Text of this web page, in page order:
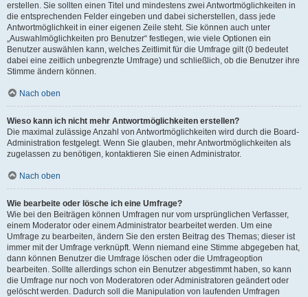
erstellen. Sie sollten einen Titel und mindestens zwei Antwortmöglichkeiten in
die entsprechenden Felder eingeben und dabei sicherstellen, dass jede
Antwortmöglichkeit in einer eigenen Zeile steht. Sie können auch unter
„Auswahlmöglichkeiten pro Benutzer“ festlegen, wie viele Optionen ein
Benutzer auswählen kann, welches Zeitlimit für die Umfrage gilt (0 bedeutet
dabei eine zeitlich unbegrenzte Umfrage) und schließlich, ob die Benutzer ihre
Stimme ändern können.
Nach oben
Wieso kann ich nicht mehr Antwortmöglichkeiten erstellen?
Die maximal zulässige Anzahl von Antwortmöglichkeiten wird durch die Board-
Administration festgelegt. Wenn Sie glauben, mehr Antwortmöglichkeiten als
zugelassen zu benötigen, kontaktieren Sie einen Administrator.
Nach oben
Wie bearbeite oder lösche ich eine Umfrage?
Wie bei den Beiträgen können Umfragen nur vom ursprünglichen Verfasser,
einem Moderator oder einem Administrator bearbeitet werden. Um eine
Umfrage zu bearbeiten, ändern Sie den ersten Beitrag des Themas; dieser ist
immer mit der Umfrage verknüpft. Wenn niemand eine Stimme abgegeben hat,
dann können Benutzer die Umfrage löschen oder die Umfrageoption
bearbeiten. Sollte allerdings schon ein Benutzer abgestimmt haben, so kann
die Umfrage nur noch von Moderatoren oder Administratoren geändert oder
gelöscht werden. Dadurch soll die Manipulation von laufenden Umfragen